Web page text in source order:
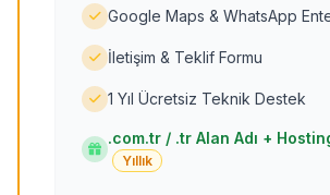
Google Maps & WhatsApp
İletişim & Teklif Formu
1 Yıl Ücretsiz Teknik Destek
.com.tr / .tr Alan Adı +
Yıllık